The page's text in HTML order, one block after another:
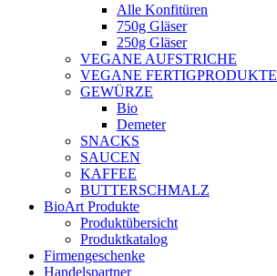
Alle Konfitüren
750g Gläser
250g Gläser
VEGANE AUFSTRICHE
VEGANE FERTIGPRODUKTE
GEWÜRZE
Bio
Demeter
SNACKS
SAUCEN
KAFFEE
BUTTERSCHMALZ
BioArt Produkte
Produktübersicht
Produktkatalog
Firmengeschenke
Handelspartner